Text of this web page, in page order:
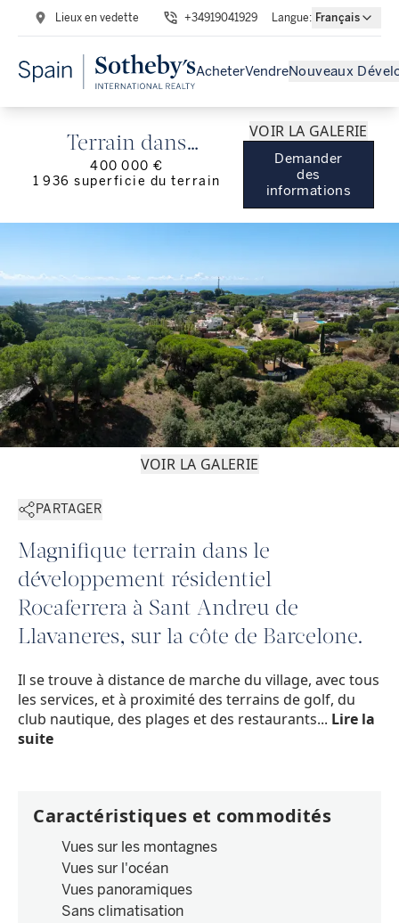
Lieux en vedette +34919041929 Langue: Français
AcheterVendreNouveaux
Terrain dans
Rocaferrera, Sant
- Maresme
400 000 €
1 936 superficie du terrain
VOIR LA GALERIE
Demander
des
informations
VOIR LA GALERIE
PARTAGER
Magnifique terrain dans le
développement résidentiel
Rocaferrera à Sant Andreu de
Llavaneres, sur la côte de Barcelone.
Il se trouve à distance de marche du village, avec tous
les services, et à proximité des terrains de golf, du
club nautique, des plages et des restaurants... Lire la
suite
Caractéristiques et commodités
Vues sur les montagnes
Vues sur l'océan
Vues panoramiques
Sans climatisation